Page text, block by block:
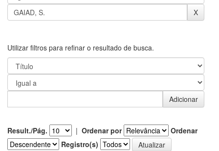
Utilizar filtros para refinar o resultado de busca.
Result./Pág. | Ordenar por
Ordenar
Registro(s)